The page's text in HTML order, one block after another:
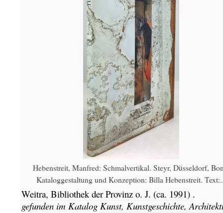
Hebenstreit, Manfred: Schmalvertikal. Steyr, Düsseldorf,
Kataloggestaltung und Konzeption: Billa Hebenstreit.
Weitra, Bibliothek der Provinz o. J. (ca. 1991) .
gefunden im Katalog Kunst, Kunstgeschichte,